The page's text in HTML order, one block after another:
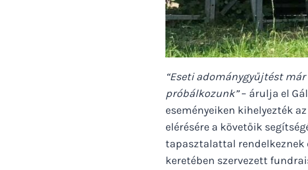
“Eseti adománygyűjtést
próbálkozunk”– árulja el
eseményeiken kihelyezték
elérésére a követőik
tapasztalattal rendelkeznek
keretében szervezett